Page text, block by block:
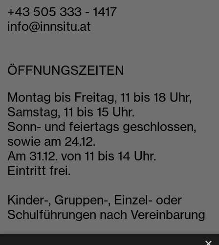
+43 505 333 - 1417
info@innsitu.at
ÖFFNUNGSZEITEN
Montag bis Freitag, 11 bis 18 Uhr,
Samstag, 11 bis 15 Uhr.
Sonn- und feiertags geschlossen,
sowie am 24.12.
Am 31.12. von 11 bis 14 Uhr.
Eintritt frei.
Kinder-, Gruppen-, Einzel- oder
Schulführungen nach Vereinbarung